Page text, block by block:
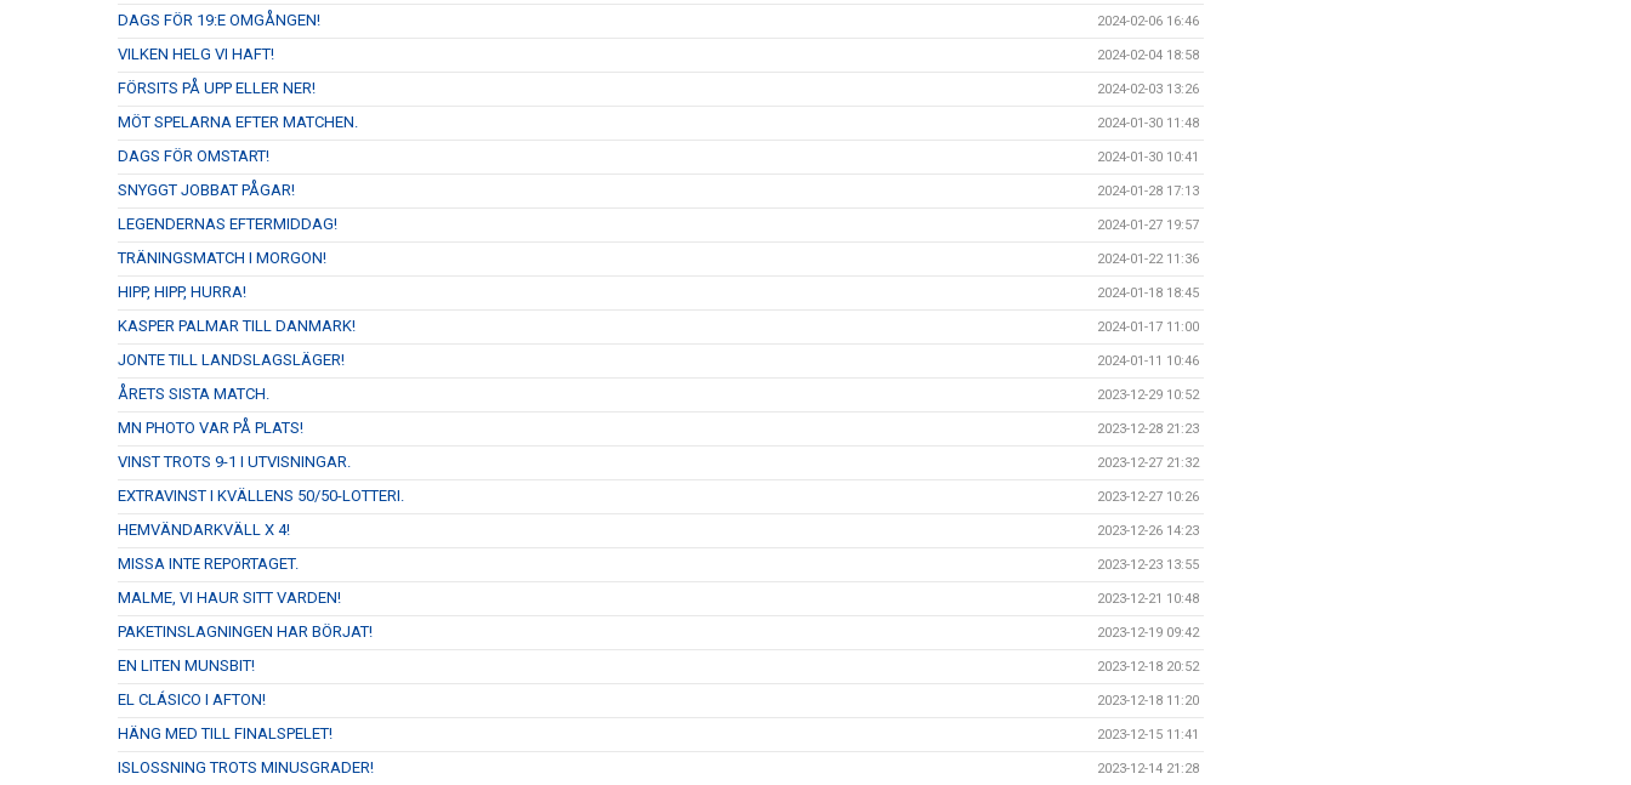
DAGS FÖR 19:E OMGÅNGEN! 2024-02-06 16:46
VILKEN HELG VI HAFT! 2024-02-04 18:58
FÖRSITS PÅ UPP ELLER NER! 2024-02-03 13:26
MÖT SPELARNA EFTER MATCHEN. 2024-01-30 11:48
DAGS FÖR OMSTART! 2024-01-30 10:41
SNYGGT JOBBAT PÅGAR! 2024-01-28 17:13
LEGENDERNAS EFTERMIDDAG! 2024-01-27 19:57
TRÄNINGSMATCH I MORGON! 2024-01-22 11:36
HIPP, HIPP, HURRA! 2024-01-18 18:45
KASPER PALMAR TILL DANMARK! 2024-01-17 11:00
JONTE TILL LANDSLAGSLÄGER! 2024-01-11 10:46
ÅRETS SISTA MATCH. 2023-12-29 10:52
MN PHOTO VAR PÅ PLATS! 2023-12-28 21:23
VINST TROTS 9-1 I UTVISNINGAR. 2023-12-27 21:32
EXTRAVINST I KVÄLLENS 50/50-LOTTERI. 2023-12-27 10:26
HEMVÄNDARKVÄLL X 4! 2023-12-26 14:23
MISSA INTE REPORTAGET. 2023-12-23 13:55
MALME, VI HAUR SITT VARDEN! 2023-12-21 10:48
PAKETINSLAGNINGEN HAR BÖRJAT! 2023-12-19 09:42
EN LITEN MUNSBIT! 2023-12-18 20:52
EL CLÁSICO I AFTON! 2023-12-18 11:20
HÄNG MED TILL FINALSPELET! 2023-12-15 11:41
ISLOSSNING TROTS MINUSGRADER! 2023-12-14 21:28